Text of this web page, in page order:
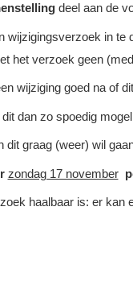
deel aan de
in
het verzoek geen
wijziging goed na of
dan zo spoedig
dit graag (weer) wil
zondag 17 november
haalbaar is: er